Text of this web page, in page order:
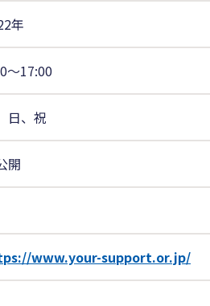
年
〜17:00
日、祝
開
www.your-support.or.jp/